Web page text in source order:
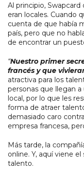
Al principio,
eran locales. Cuando
cuenta de que había
país, pero que no
de encontrar un
“Nuestro primer
francés y que
atractiva para los
personas que llegan
local, por lo que les
forma de atraer
demasiado caro
empresa francesa,
Más tarde, la
online. Y, aquí viene
talento.